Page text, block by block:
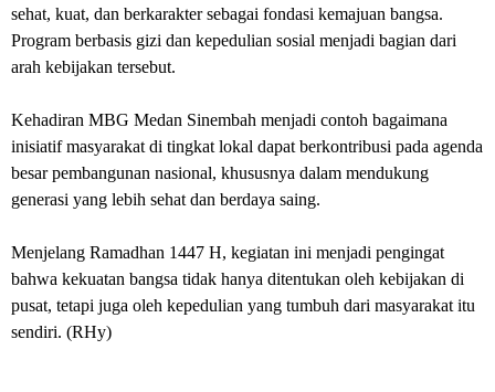
sehat, kuat, dan berkarakter sebagai fondasi kemajuan bangsa.
Program berbasis gizi dan kepedulian sosial menjadi bagian dari
arah kebijakan tersebut.
‎Kehadiran MBG Medan Sinembah menjadi contoh bagaimana
inisiatif masyarakat di tingkat lokal dapat berkontribusi pada agenda
besar pembangunan nasional, khususnya dalam mendukung
generasi yang lebih sehat dan berdaya saing.
‎Menjelang Ramadhan 1447 H, kegiatan ini menjadi pengingat
bahwa kekuatan bangsa tidak hanya ditentukan oleh kebijakan di
pusat, tetapi juga oleh kepedulian yang tumbuh dari masyarakat itu
sendiri. (RHy)